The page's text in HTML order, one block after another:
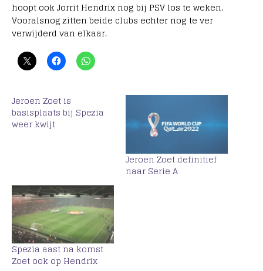
hoopt ook Jorrit Hendrix nog bij PSV los te weken.
Vooralsnog zitten beide clubs echter nog te ver
verwijderd van elkaar.
Jeroen Zoet is
basisplaats bij Spezia
weer kwijt
Jeroen Zoet definitief
naar Serie A
Spezia aast na komst
Zoet ook op Hendrix